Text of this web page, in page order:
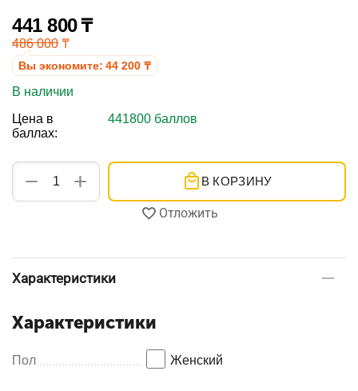
441 800₸
486 000 ₸
Вы экономите: 44 200 ₸
В наличии
Цена в
баллах:
441800 баллов
+
− В КОРЗИНУ
Отложить
Характеристики
Характеристики
Пол Женский